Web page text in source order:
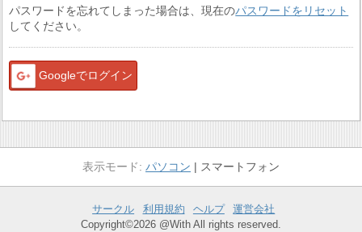
パスワードを忘れてしまった場合は、現在のパスワードをリセット
してください。
Googleでログイン
パソコン スマートフォン
サークル 利用規約 ヘルプ
運営会社
Copyright©2026 @With All rights reserved.